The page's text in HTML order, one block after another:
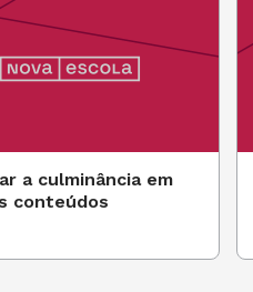
a culminância em
conteúdos